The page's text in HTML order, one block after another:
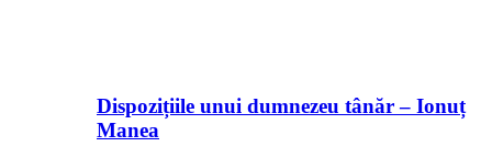
Dispozițiile unui dumnezeu tânăr – Ionuț
Manea